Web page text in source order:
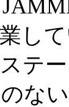
し
テ
な